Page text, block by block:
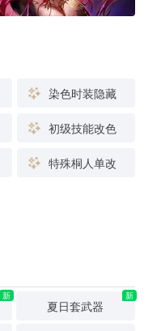
染色时装隐藏
初级技能改色
特殊桐人单改
新
夏日套武器
新